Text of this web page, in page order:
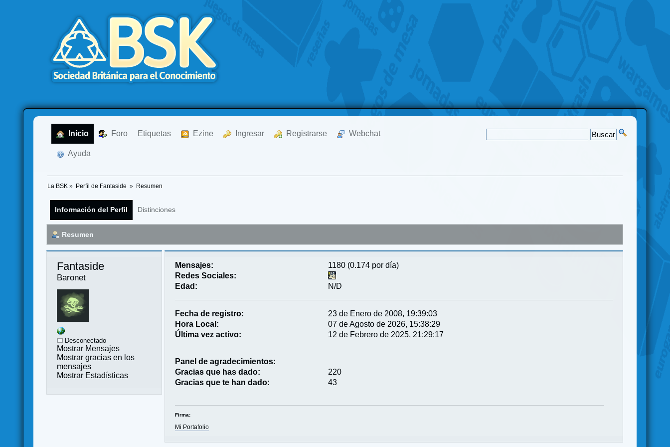
Inicio Foro Etiquetas Ezine Ingresar Registrarse Webchat
Ayuda
La BSK » Perfil de Fantaside » Resumen
Información del Perfil Distinciones
Resumen
Fantaside
Baronet
Desconectado
Mostrar Mensajes
Mostrar gracias en los
mensajes
Mostrar Estadísticas
Mensajes:
1180 (0.174 por día)
Redes Sociales:
Edad:
N/D
Fecha de registro:
23 de Enero de 2008, 19:39:03
Hora Local:
07 de Agosto de 2026, 15:38:29
Última vez activo:
12 de Febrero de 2025, 21:29:17
Panel de agradecimientos:
Gracias que has dado:
220
Gracias que te han dado:
43
Firma:
Mi Portafolio